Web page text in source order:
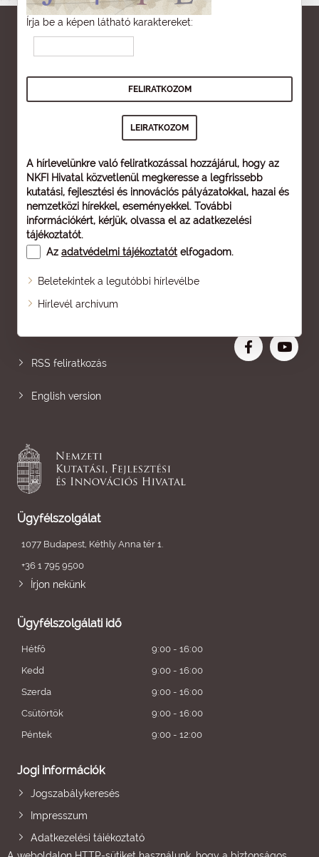
Írja be a képen látható karaktereket:
A hírlevelünkre való feliratkozással hozzájárul, hogy az
NKFI Hivatal közvetlenül megkeresse a legfrissebb
kutatási, fejlesztési és innovációs pályázatokkal, hazai és
nemzetközi hírekkel, eseményekkel. További
információkért, kérjük, olvassa el az adatkezelési
tájékoztatót.
Az adatvédelmi tájékoztatót elfogadom.
Beletekintek a legutóbbi hírlevélbe
Hírlevél archívum
Oldaltérkép
RSS feliratkozás
English version
Ügyfélszolgálat
1077 Budapest, Kéthly Anna tér 1.
+36 1 795 9500
Írjon nekünk
Ügyfélszolgálati idő
Hétfő
9:00 - 16:00
Kedd
9:00 - 16:00
Szerda
9:00 - 16:00
Csütörtök
9:00 - 16:00
Péntek
9:00 - 12:00
Jogi információk
Jogszabálykeresés
Impresszum
Adatkezelési tájékoztató